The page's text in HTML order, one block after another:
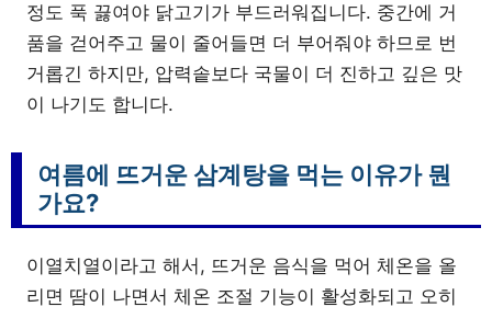
정도 푹 끓여야 닭고기가 부드러워집니다. 중간에 거
품을 걷어주고 물이 줄어들면 더 부어줘야 하므로 번
거롭긴 하지만, 압력솥보다 국물이 더 진하고 깊은 맛
이 나기도 합니다.
여름에 뜨거운 삼계탕을 먹는 이유가 뭔
가요?
이열치열이라고 해서, 뜨거운 음식을 먹어 체온을 올
리면 땀이 나면서 체온 조절 기능이 활성화되고 오히